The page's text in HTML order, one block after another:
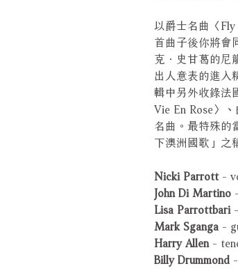
以爵士名曲〈
首曲子後你將會
克．史甘葛的尼
出人意表的進入
輯中另外收錄法
Vie En Rose〉
名曲。最特殊的
下澳洲國歌」之
Nicki Parrott-
John Di Martino
Lisa Parrottbari
Mark Sganga -
Harry Allen -
Billy Drummond